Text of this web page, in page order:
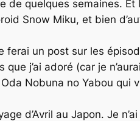
de quelques semaines.
Snow Miku, et bien
ferai un post sur les
que j’ai adoré (car je
Nobuna no Yabou qui
d’Avril au Japon. Je